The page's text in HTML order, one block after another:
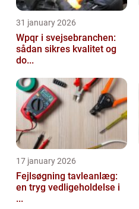
31 january 2026
Wpqr i svejsebranchen:
sådan sikres kvalitet og
do...
17 january 2026
Fejlsøgning tavleanlæg:
en tryg vedligeholdelse i
...